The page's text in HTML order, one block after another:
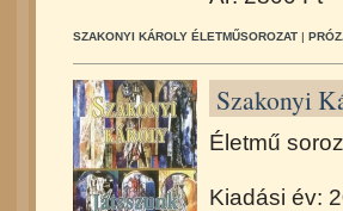
SZAKONYI KÁROLY ÉLETMŰSOROZAT |
Szakonyi
Életmű
Kiadási év: